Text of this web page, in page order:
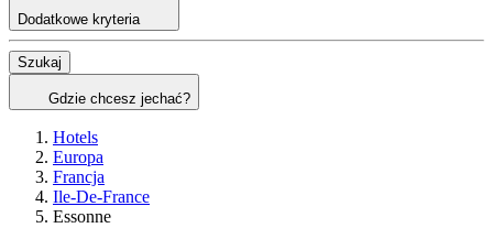
Dodatkowe kryteria
Szukaj
Gdzie chcesz jechać?
Hotels
Europa
Francja
Ile-De-France
Essonne